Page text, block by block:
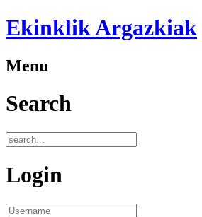
Ekinklik Argazkiak
Menu
Search
Login